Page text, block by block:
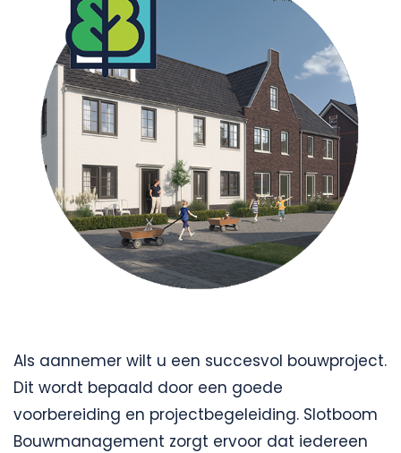
Als aannemer wilt u een succesvol bouwproject.
Dit wordt bepaald door een goede
voorbereiding en projectbegeleiding. Slotboom
Bouwmanagement zorgt ervoor dat iedereen